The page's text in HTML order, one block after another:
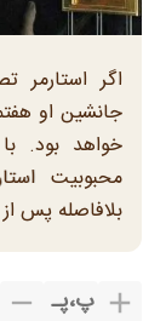
اگر استارمر
جانشین او
محبوبیت
بلافاصله پس
پ،پـ